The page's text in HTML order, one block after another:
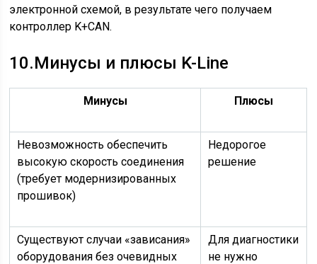
электронной схемой, в результате чего получаем
контроллер K+CAN.
10.Минусы и плюсы K-Line
Минусы Плюсы
Невозможность обеспечить
высокую скорость соединения
(требует модернизированных
прошивок)
Недорогое
решение
Существуют случаи «зависания»
оборудования без очевидных
Для диагностики
не нужно